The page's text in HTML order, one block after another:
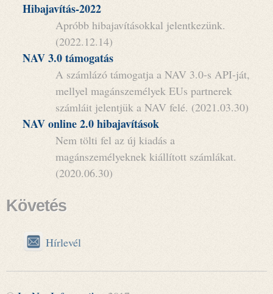
Hibajavítás-2022
Apróbb hibajavításokkal jelentkezünk.
(2022.12.14)
NAV 3.0 támogatás
A számlázó támogatja a NAV 3.0-s API-ját,
mellyel magánszemélyek EUs partnerek
számláit jelentjük a NAV felé. (2021.03.30)
NAV online 2.0 hibajavítások
Nem tölti fel az új kiadás a
magánszemélyeknek kiállított számlákat.
(2020.06.30)
Követés
Hírlevél